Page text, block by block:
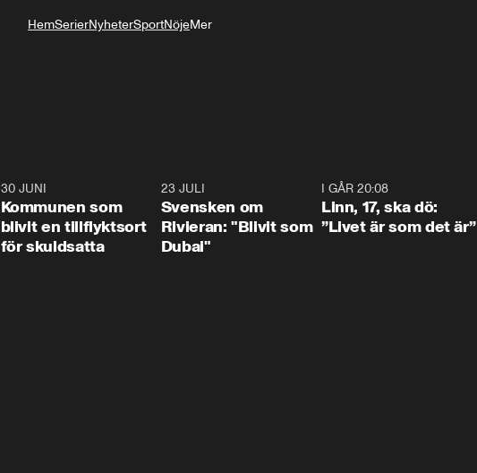
HemSerierNyheterSportNöjeMer
30 JUNI
Kommunen som
blivit en tillflyktsort
för skuldsatta
23 JULI
Svensken om
Rivieran: "Blivit som
Dubai"
I GÅR 20:08
Linn, 17, ska dö:
”Livet är som det är”